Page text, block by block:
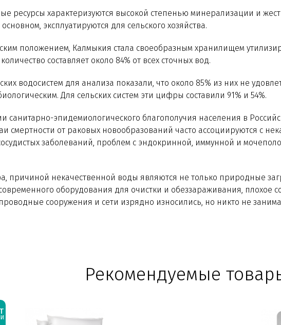
ресурсы характеризуются высокой степенью минерализации и
эксплуатируются для сельского хозяйства.
положением, Калмыкия стала своеобразным хранилищем
составляет около 84% от всех сточных вод.
водосистем для анализа показали, что около 85% из них не
Для сельских систем эти цифры составили 91% и 54%.
санитарно-эпидемиологического благополучия населения в
смертности от раковых новообразований часто ассоциируются с
заболеваний, проблем с эндокринной, иммунной и
причиной некачественной воды являются не только природные
современного оборудования для очистки и обеззараживания, плохое
сооружения и сети изрядно износились, но никто не
Рекомендуемые